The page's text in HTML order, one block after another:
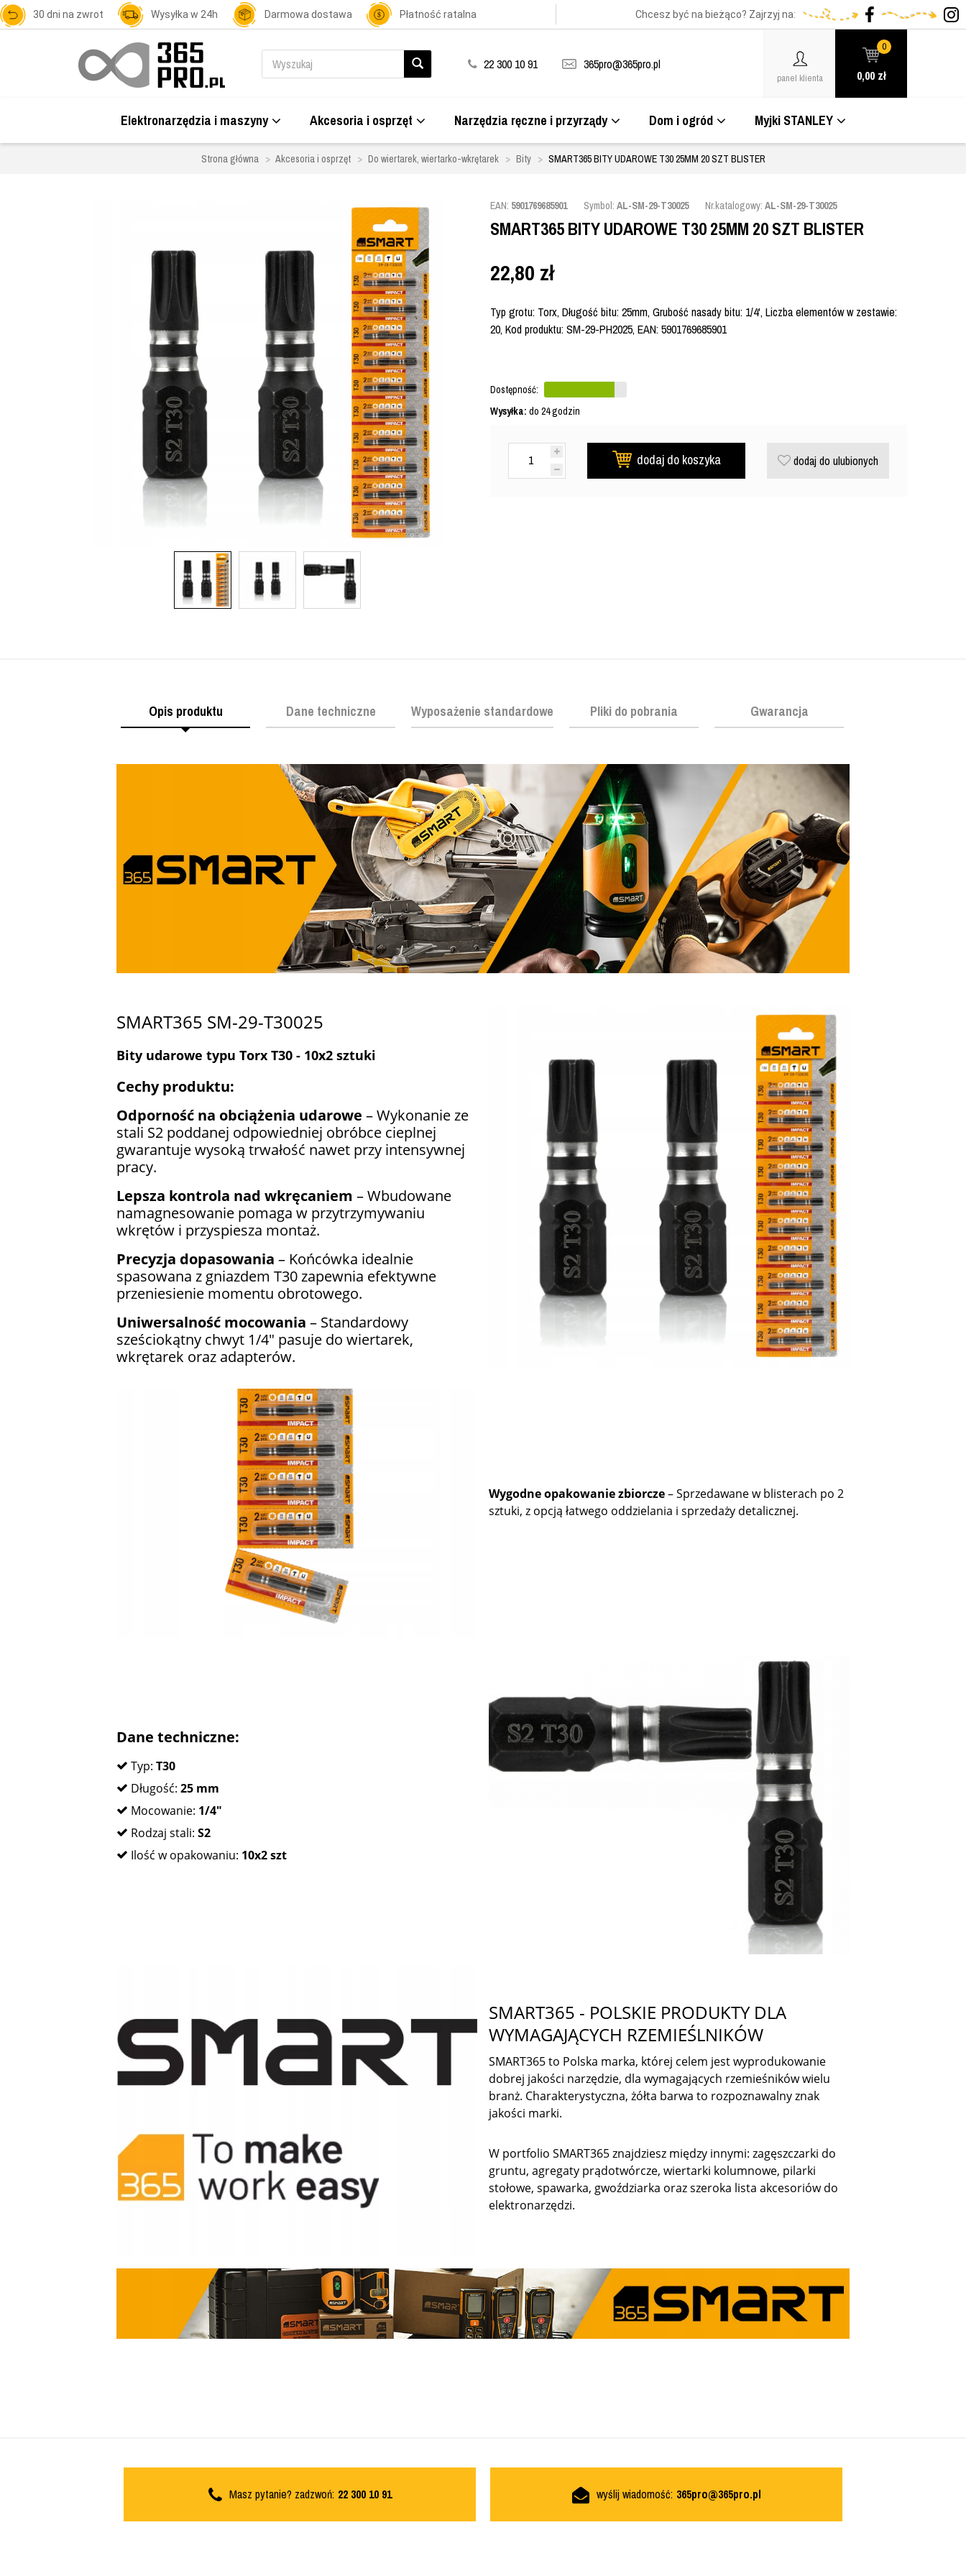
30 dni na zwrot Wysyłka w 24h Darmowa dostawa Płatność ratalna Chcesz być na bieżąco? Zajrzyj na:
22 300 10 91 365pro@365pro.pl
panel klienta
0
0,00 zł
Elektronarzędzia i maszyny Akcesoria i osprzęt Narzędzia ręczne i przyrządy Dom i ogród Myjki STANLEY
Strona główna Akcesoria i osprzęt Do wiertarek, wiertarko-wkrętarek Bity SMART365 BITY UDAROWE T30 25MM 20 SZT BLISTER
EAN: 5901769685901 Symbol: AL-SM-29-T30025 Nr.katalogowy: AL-SM-29-T30025
SMART365 BITY UDAROWE T30 25MM 20 SZT BLISTER
22,80 zł
Typ grotu: Torx, Długość bitu: 25mm, Grubość nasady bitu: 1/4', Liczba elementów w zestawie:
20, Kod produktu: SM-29-PH2025, EAN: 5901769685901
Dostępność:
Wysyłka: do 24 godzin
dodaj do koszyka dodaj do ulubionych
Opis produktu Dane techniczne Wyposażenie standardowe Pliki do pobrania Gwarancja
SMART365 SM-29-T30025
Bity udarowe typu Torx T30 - 10x2 sztuki
Cechy produktu:
Odporność na obciążenia udarowe – Wykonanie ze
stali S2 poddanej odpowiedniej obróbce cieplnej
gwarantuje wysoką trwałość nawet przy intensywnej
pracy.
Lepsza kontrola nad wkręcaniem – Wbudowane
namagnesowanie pomaga w przytrzymywaniu
wkrętów i przyspiesza montaż.
Precyzja dopasowania – Końcówka idealnie
spasowana z gniazdem T30 zapewnia efektywne
przeniesienie momentu obrotowego.
Uniwersalność mocowania – Standardowy
sześciokątny chwyt 1/4" pasuje do wiertarek,
wkrętarek oraz adapterów.
Wygodne opakowanie zbiorcze– Sprzedawane w blisterach po 2
sztuki, z opcją łatwego oddzielania i sprzedaży detalicznej.
Dane techniczne:
Typ: T30
Długość: 25 mm
Mocowanie: 1/4"
Rodzaj stali: S2
Ilość w opakowaniu: 10x2 szt
SMART365 - POLSKIE PRODUKTY DLA
WYMAGAJĄCYCH RZEMIEŚLNIKÓW
SMART365 to Polska marka, której celem jest wyprodukowanie
dobrej jakości narzędzie, dla wymagających rzemieśników wielu
branż. Charakterystyczna, żółta barwa to rozpoznawalny znak
jakości marki.
W portfolio SMART365 znajdziesz między innymi: zagęszczarki do
gruntu, agregaty prądotwórcze, wiertarki kolumnowe, pilarki
stołowe, spawarka, gwoździarka oraz szeroka lista akcesoriów do
elektronarzędzi.
Masz pytanie? zadzwoń: 22 300 10 91 wyślij wiadomość: 365pro@365pro.pl